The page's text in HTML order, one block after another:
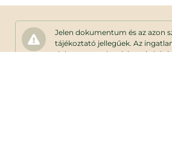
Jelen dokumentum és az azon
tájékoztató jellegűek. Az
dokumentumhoz képesti